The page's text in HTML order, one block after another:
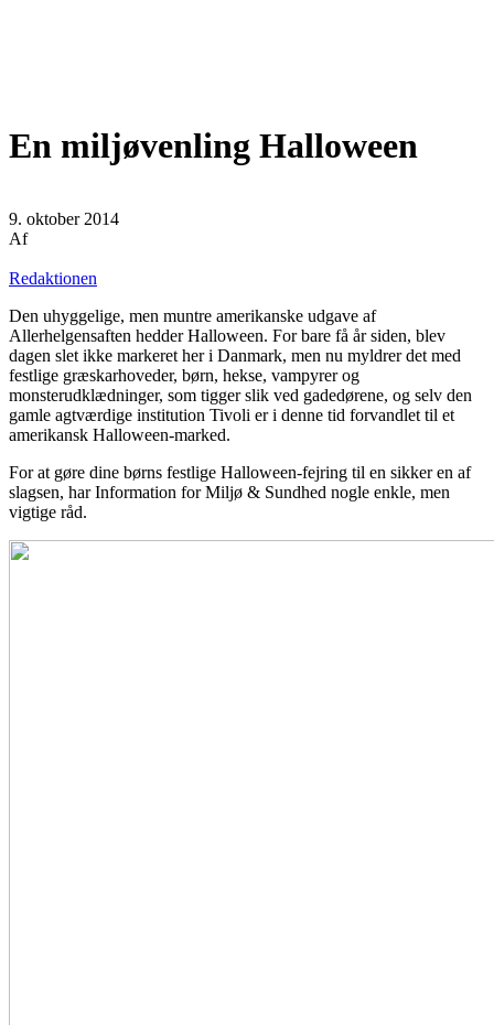
En miljøvenling Halloween
9. oktober 2014
Af
Redaktionen
Den uhyggelige, men muntre amerikanske udgave af
Allerhelgensaften hedder Halloween. For bare få år siden, blev
dagen slet ikke markeret her i Danmark, men nu myldrer det med
festlige græskarhoveder, børn, hekse, vampyrer og
monsterudklædninger, som tigger slik ved gadedørene, og selv den
gamle agtværdige institution Tivoli er i denne tid forvandlet til et
amerikansk Halloween-marked.
For at gøre dine børns festlige Halloween-fejring til en sikker en af
slagsen, har Information for Miljø & Sundhed nogle enkle, men
vigtige råd.